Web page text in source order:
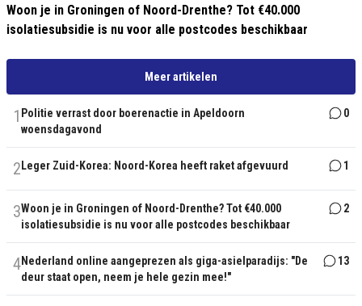
Woon je in Groningen of Noord-Drenthe? Tot €40.000
isolatiesubsidie is nu voor alle postcodes beschikbaar
Meer artikelen
1 Politie verrast door boerenactie in Apeldoorn
woensdagavond
0
2 Leger Zuid-Korea: Noord-Korea heeft raket afgevuurd 1
3Woon je in Groningen of Noord-Drenthe? Tot €40.000
isolatiesubsidie is nu voor alle postcodes beschikbaar
2
4Nederland online aangeprezen als giga-asielparadijs: "De
deur staat open, neem je hele gezin mee!"
13